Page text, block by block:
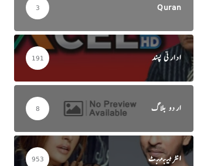
Quran
3
ادارتی پسند 191
اردو بلاگ 8
انٹرٹینمنٹ 953